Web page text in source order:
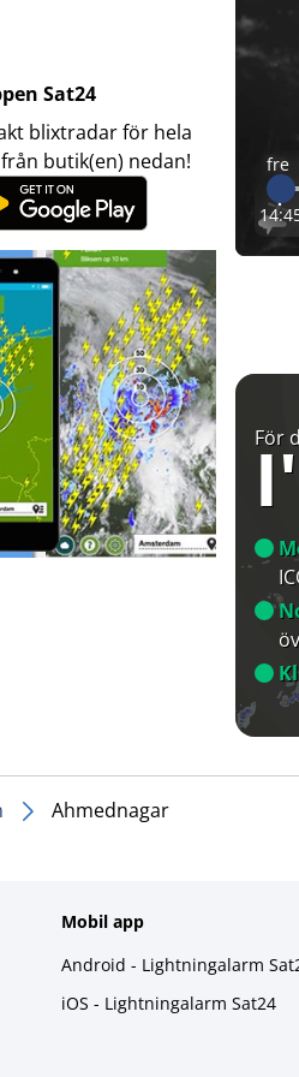
Sat24
blixtradar för hela
butik(en) nedan!
fre
För
Ahmednagar
Mobil app
Android - Lightningalarm
iOS - Lightningalarm Sat24